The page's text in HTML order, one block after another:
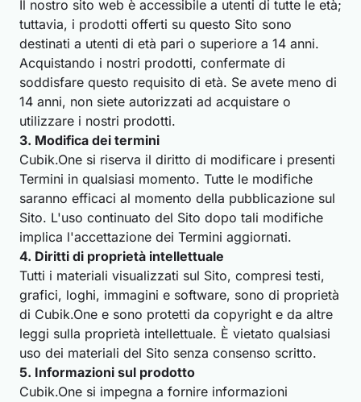
Il nostro sito web è accessibile a utenti di tutte le età;
tuttavia, i prodotti offerti su questo Sito sono
destinati a utenti di età pari o superiore a 14 anni.
Acquistando i nostri prodotti, confermate di
soddisfare questo requisito di età. Se avete meno di
14 anni, non siete autorizzati ad acquistare o
utilizzare i nostri prodotti.
3. Modifica dei termini
Cubik.One si riserva il diritto di modificare i presenti
Termini in qualsiasi momento. Tutte le modifiche
saranno efficaci al momento della pubblicazione sul
Sito. L'uso continuato del Sito dopo tali modifiche
implica l'accettazione dei Termini aggiornati.
4. Diritti di proprietà intellettuale
Tutti i materiali visualizzati sul Sito, compresi testi,
grafici, loghi, immagini e software, sono di proprietà
di Cubik.One e sono protetti da copyright e da altre
leggi sulla proprietà intellettuale. È vietato qualsiasi
uso dei materiali del Sito senza consenso scritto.
5. Informazioni sul prodotto
Cubik.One si impegna a fornire informazioni